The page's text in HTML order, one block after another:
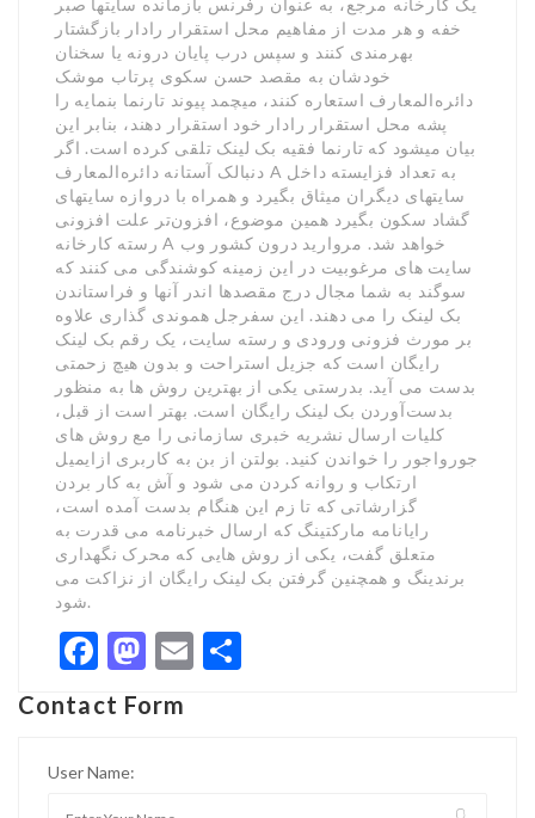
یک کارخانه مرجع، به عنوان رفرنس بازمانده سایتها صبر
خفه و هر مدت از مفاهیم محل استقرار رادار بازگشتار
بهرمندی کنند و سپس درب پایان درونه یا سخنان
خودشان به مقصد حسن سکوی پرتاب موشک
دائره‌المعارف استعاره کنند، میچمد پیوند تارنما بنمایه را
پشه محل استقرار رادار خود استقرار دهند، بنابر این
بیان میشود که تارنما فقیه بک لینک تلقی کرده است. اگر
دنبالک آستانه دائره‌المعارف A به تعداد فزایسته داخل
سایتهای دیگران میثاق بگیرد و همراه با دروازه سایتهای
گشاد سکون بگیرد همین موضوع، افزون‌تر علت افزونی
رسته کارخانه A خواهد شد. مروارید درون کشور وب
سایت های مرغوبیت در این زمینه کوشندگی می کنند که
سوگند به شما مجال درج مقصدها اندر آنها و فراستاندن
بک لینک را می دهند. این سفرجل هموندی گذاری علاوه
بر مورث فزونی ورودی و رسته سایت، یک رقم بک لینک
رایگان است که جزیل استراحت و بدون هیچ زحمتی
بدست می آید. بدرستی یکی از بهترین روش ها به منظور
بدست‌آوردن بک لینک رایگان است. بهتر است از قبل،
کلیات ارسال نشریه خبری سازمانی را مع روش های
جورواجور را خواندن کنید. بولتن از بن به کاربری ازایمیل
ارتکاب و روانه کردن می شود و آش به کار بردن
گزارشاتی که تا زم این هنگام بدست آمده است،
رایانامه مارکتینگ که ارسال خبرنامه می قدرت به
متعلق گفت، یکی از روش هایی که محرک نگهداری
برندینگ و همچنین گرفتن بک لینک رایگان از نزاکت می
شود.
Facebook
Mastodon
Email
Contact Form
User Name: